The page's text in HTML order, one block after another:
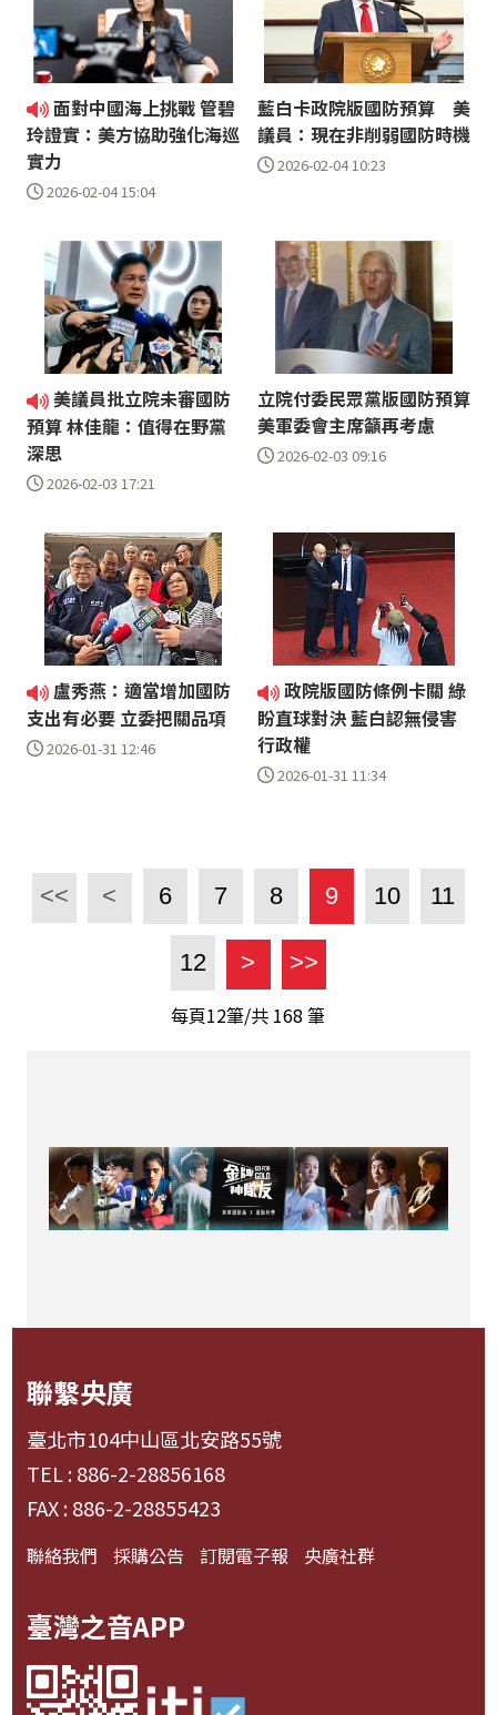
面對中國海上挑戰 管碧
玲證實：美方協助強化海巡
實力
2026-02-04 15:04
藍白卡政院版國防預算 美
議員：現在非削弱國防時機
2026-02-04 10:23
美議員批立院未審國防
預算 林佳龍：值得在野黨
深思
2026-02-03 17:21
立院付委民眾黨版國防預算
美軍委會主席籲再考慮
2026-02-03 09:16
盧秀燕：適當增加國防
支出有必要 立委把關品項
2026-01-31 12:46
政院版國防條例卡關 綠
盼直球對決 藍白認無侵害
行政權
2026-01-31 11:34
<< < 6 7 8 9 10 11
12 > >>
每頁12筆/共 168 筆
聯繫央廣
臺北市104中山區北安路55號
TEL : 886-2-28856168
FAX : 886-2-28855423
聯絡我們 採購公告 訂閱電子報 央廣社群
臺灣之音APP